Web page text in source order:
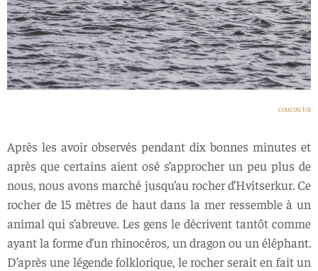
coucou toi
Après les avoir observés pendant dix bonnes minutes et
après que certains aient osé s’approcher un peu plus de
nous, nous avons marché jusqu’au rocher d’Hvítserkur. Ce
rocher de 15 mètres de haut dans la mer ressemble à un
animal qui s’abreuve. Les gens le décrivent tantôt comme
ayant la forme d’un rhinocéros, un dragon ou un éléphant.
D’après une légende folklorique, le rocher serait en fait un